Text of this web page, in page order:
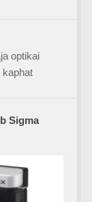
optikai
kaphat
Sigma